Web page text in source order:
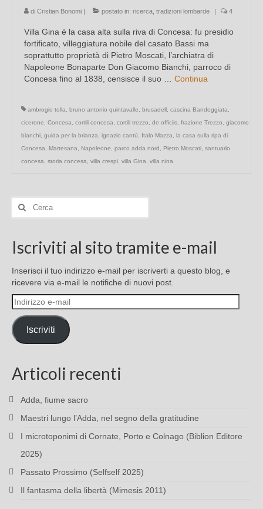
di Cristian Bonomi | postato in: ricerca tradizioni lombarde | 4
Villa Gina è la casa alta sulla riva di Concesa: fu presidio
fortificato, villeggiatura nobile del casato Bassi ma
soprattutto proprietà di Pietro Moscati, l’archiatra di
Napoleone Bonaparte Don Giacomo Bianchi, parroco di
Concesa fino al 1838, censisce il suo … Continua
ambrogio tolla bruno antonio quintavalle brusadell cascina Bandeggiata
cicerone
Concesa cortili concesa cortili trezzo de officiis frazione Trezzo
giacomo
bianchi guida per la brianza ignazio cantù Italo Mazza
la casa sulla ripa di
Concesa
Martesana Napoleone parco adda nord Pietro Moscati santuario
concesa
storia concesa villa crespi villa Gina villa nina
Cerca:
Iscriviti al sito tramite e-mail
Inserisci il tuo indirizzo e-mail per iscriverti a questo blog, e
ricevere via e-mail le notifiche di nuovi post.
Indirizzo
e-
mail
Iscriviti
Articoli recenti
Adda, fiume sacro
Maestri lungo l’Adda, nel segno della gratitudine
I microtoponimi di Cornate, Porto e Colnago (Biblion Editore
2025)
Passato Prossimo (Selfself 2025)
Il fantasma della libertà (Mimesis 2011)